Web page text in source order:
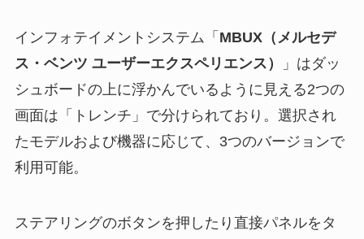
インフォテイメントシステム「 MBUX（メルセデ
ス・ベンツ ユーザーエクスペリエンス）
」はダッ
シュボードの上に浮かんでいるように見える2つの
画面は「トレンチ」で分けられており。選択され
たモデルおよび機器に応じて、3つのバージョンで
利用可能。
ステアリングのボタンを押したり直接パネルをタ